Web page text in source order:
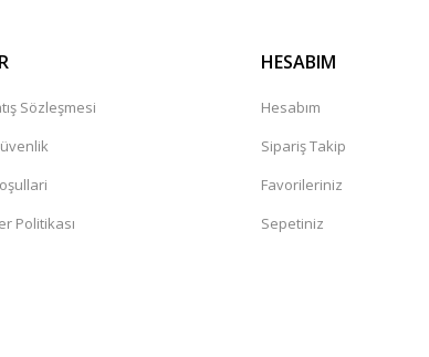
Sözleşmesi
Politikası
HESABIM
Hesabım
Sipariş Takip
Favorileriniz
Sepetiniz